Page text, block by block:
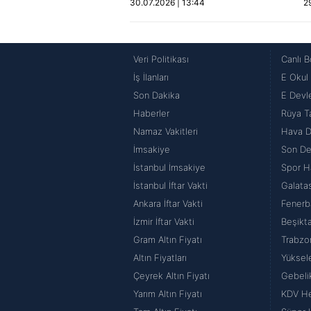
30.07.2026 | 13:44
Veri Politikası
İş İlanları
Son Dakika
Haberler
Namaz Vakitleri
İmsakiye
İstanbul İmsakiye
İstanbul İftar Vakti
Ankara İftar Vakti
İzmir İftar Vakti
Gram Altın Fiyatı
Altın Fiyatları
Çeyrek Altın Fiyatı
Yarım Altın Fiyatı
Canlı
E Okul
E
Rüya
Hava
Son
Spor
KDV